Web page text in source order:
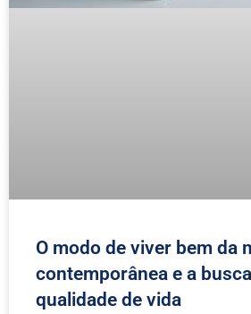
O modo de viver bem da
contemporânea e a
qualidade de vida